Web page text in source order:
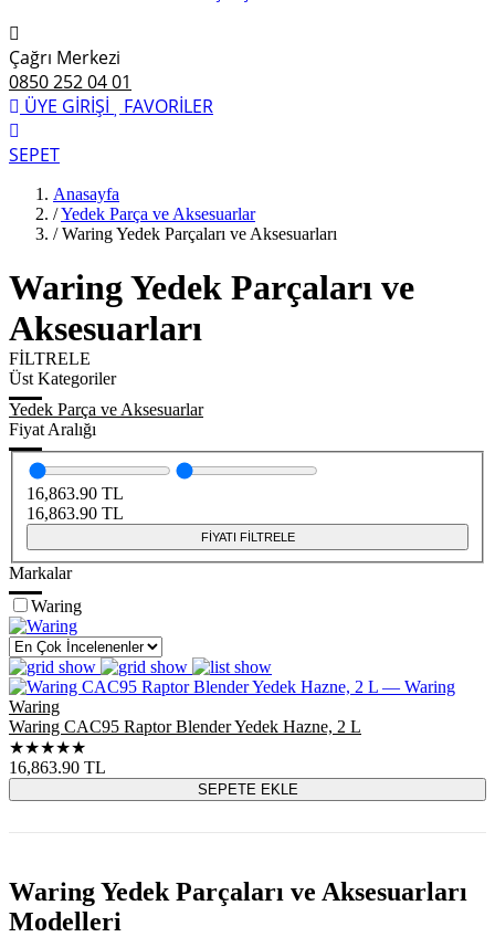
Çağrı Merkezi
0850 252 04 01
ÜYE GİRİŞİ
FAVORİLER
SEPET
Anasayfa
/Yedek Parça ve Aksesuarlar
/ Waring Yedek Parçaları ve Aksesuarları
Waring Yedek Parçaları ve
Aksesuarları
FİLTRELE
Üst Kategoriler
Yedek Parça ve Aksesuarlar
Fiyat Aralığı
16,863.90 TL
16,863.90 TL
FİYATI FİLTRELE
Markalar
Waring
Ürün
listesi
Waring
Waring CAC95 Raptor Blender Yedek Hazne, 2 L
★★★★★
16,863.90 TL
SEPETE EKLE
Waring Yedek Parçaları ve Aksesuarları
Modelleri